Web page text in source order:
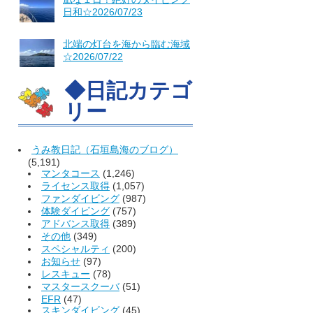
日和☆2026/07/23
北端の灯台を海から臨む海域
☆2026/07/22
◆日記カテゴ
リー
うみ教日記（石垣島海のブログ）
(5,191)
マンタコース (1,246)
ライセンス取得 (1,057)
ファンダイビング (987)
体験ダイビング (757)
アドバンス取得 (389)
その他 (349)
スペシャルティ (200)
お知らせ (97)
レスキュー (78)
マスタースクーバ(51)
EFR (47)
スキンダイビング (45)